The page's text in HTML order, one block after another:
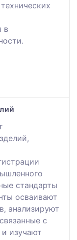
в
стандарты
осваивают
анализируют
с
изучают